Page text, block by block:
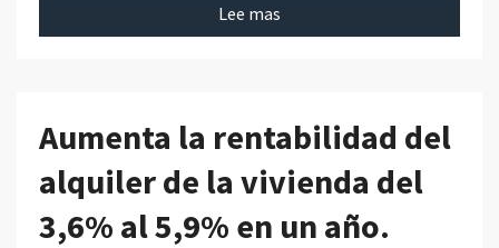
Lee mas
Aumenta la rentabilidad del
alquiler de la vivienda del
3,6% al 5,9% en un año.